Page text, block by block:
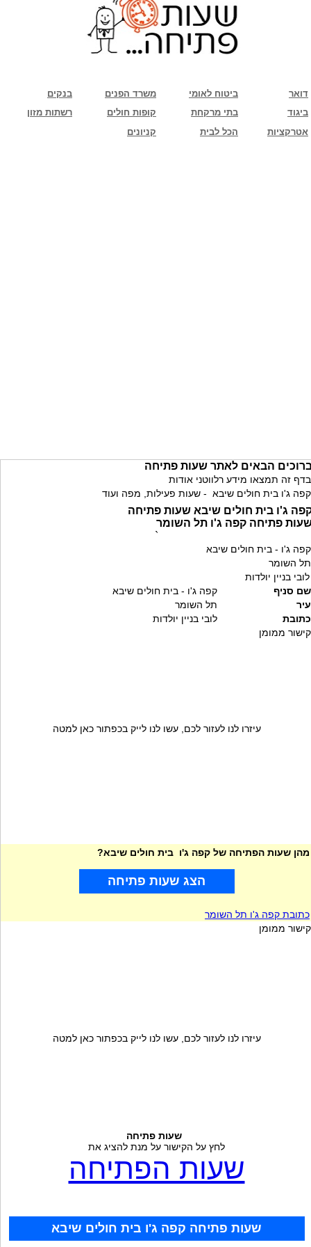
בנקים משרד הפנים ביטוח לאומי
דואר
רשתות מזון
קופות חולים בתי מרקחת
ביגוד
קניונים
הכל לבית אטרקציות
הבאים לאתר שעות פתיחה
בדף זה תמצאו מידע רלווטני אודות
קפה ג'ו בית חולים שיבא - שעות פעילות, מפה ועוד
ג'ו בית חולים שיבא שעות פתיחה
פתיחה קפה ג'ו תל השומר
`
קפה ג'ו - בית חולים שיבא
תל השומר
לובי בניין יולדות
שם סניף
קפה ג'ו - בית חולים שיבא
עיר
תל השומר
כתובת
לובי בניין יולדות
קישור ממומן
עיזרו לנו לעזור לכם, עשו לנו לייק בכפתור כאן למטה
מהן שעות הפתיחה של קפה ג'ו בית חולים שיבא?
הצג שעות פתיחה
כתובת קפה ג'ו תל השומר
קישור ממומן
עיזרו לנו לעזור לכם, עשו לנו לייק בכפתור כאן למטה
שעות פתיחה
לחץ על הקישור על מנת להציג את
שעות הפתיחה
שעות פתיחה קפה ג'ו בית חולים שיבא